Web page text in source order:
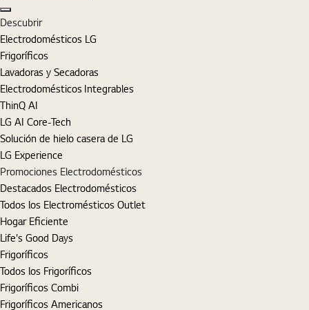
Cerrar
Descubrir
Electrodomésticos LG
Frigoríficos
Lavadoras y Secadoras
Electrodomésticos Integrables
ThinQ AI
LG AI Core-Tech
Solución de hielo casera de LG
LG Experience
Promociones Electrodomésticos
Destacados Electrodomésticos
Todos los Electromésticos Outlet
Hogar Eficiente
Life's Good Days
Frigoríficos
Todos los Frigoríficos
Frigoríficos Combi
Frigoríficos Americanos